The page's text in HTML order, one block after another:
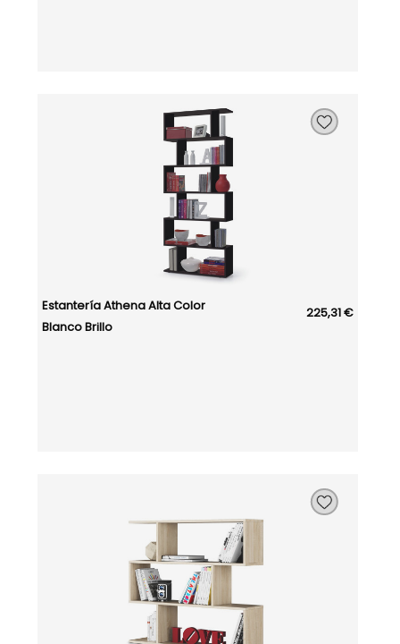
Estantería Athena Alta Color
Blanco Brillo
225,31 €